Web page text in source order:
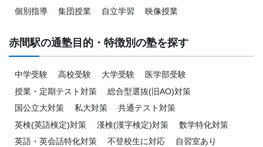
個別指導 集団授業 自立学習 映像授業
赤間駅の通塾目的・特徴別の塾を探す
中学受験 高校受験 大学受験
医学部受験
授業・定期テスト対策
総合型選抜(旧AO)対策
国公立大対策
私大対策
共通テスト対策
英検(英語検定)対策
漢検(漢字検定)対策
数学特化対策
英語・英会話特化対策
不登校生に対応 自習室あり